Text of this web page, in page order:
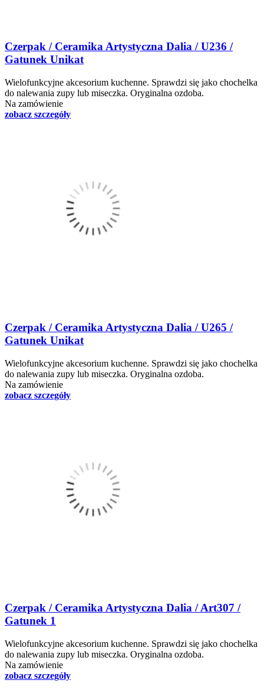
Czerpak / Ceramika Artystyczna Dalia / U236 /
Gatunek Unikat
Wielofunkcyjne akcesorium kuchenne. Sprawdzi się jako chochelka
do nalewania zupy lub miseczka. Oryginalna ozdoba.
Na zamówienie
zobacz szczegóły
Czerpak / Ceramika Artystyczna Dalia / U265 /
Gatunek Unikat
Wielofunkcyjne akcesorium kuchenne. Sprawdzi się jako chochelka
do nalewania zupy lub miseczka. Oryginalna ozdoba.
Na zamówienie
zobacz szczegóły
Czerpak / Ceramika Artystyczna Dalia / Art307 /
Gatunek 1
Wielofunkcyjne akcesorium kuchenne. Sprawdzi się jako chochelka
do nalewania zupy lub miseczka. Oryginalna ozdoba.
Na zamówienie
zobacz szczegóły